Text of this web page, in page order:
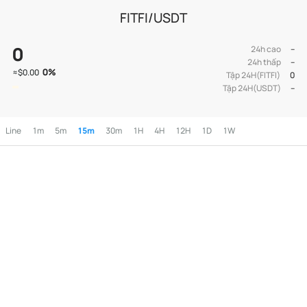
FITFI/USDT
0
≈$0.00 0%
24h cao
--
24h thấp
--
Tập 24H(FITFI)
0
Tập 24H(USDT)
--
Line 1m 5m 15m 30m 1H 4H 12H 1D 1W